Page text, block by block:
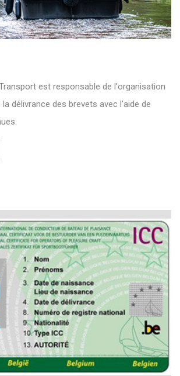
est responsable de l'organisation
délivrance des brevets avec l'aide de